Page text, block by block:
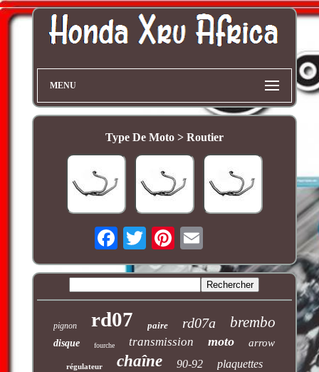
MENU
Type De Moto > Routier
pignon rd07 paire rd07a brembo
disque fourche transmission moto arrow
régulateur chaîne 90-92 plaquettes